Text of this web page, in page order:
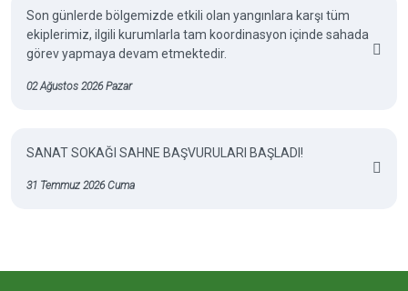
Son günlerde bölgemizde etkili olan yangınlara karşı tüm
ekiplerimiz, ilgili kurumlarla tam koordinasyon içinde sahada
görev yapmaya devam etmektedir.
02 Ağustos 2026 Pazar
SANAT SOKAĞI SAHNE BAŞVURULARI BAŞLADI!
31 Temmuz 2026 Cuma